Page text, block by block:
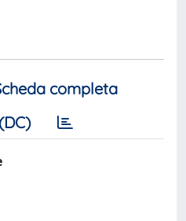
completa